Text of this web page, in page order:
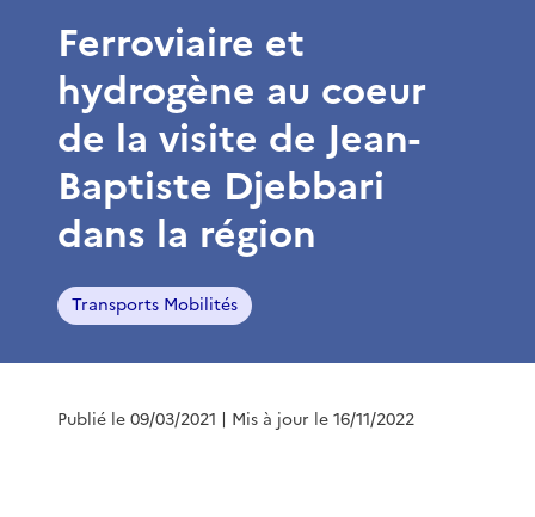
Ferroviaire et
hydrogène au coeur
de la visite de Jean-
Baptiste Djebbari
dans la région
Transports Mobilités
Publié le 09/03/2021 | Mis à jour le 16/11/2022